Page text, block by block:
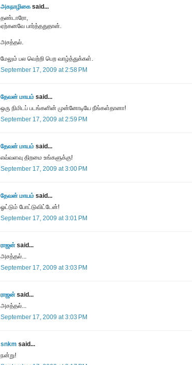
அகநாழிகை said...
தண்டாரோ,
ஏற்கனவே பார்த்ததுதான்.
அசத்தல்.
மேலும் பல வெற்றி பெற வாழ்த்துக்கள்.
September 17, 2009 at 2:58 PM
தேவன் மாயம் said...
ஒரு நிமிடப் படங்களின் முன்னோடியே நீங்கள்தானா!
September 17, 2009 at 2:59 PM
தேவன் மாயம் said...
எவ்வளவு திறமை உங்களுக்கு!
September 17, 2009 at 3:00 PM
தேவன் மாயம் said...
ஓட்டும் போட்டுவிட்டேன்!
September 17, 2009 at 3:01 PM
ராஜன் said...
அசத்தல்...
September 17, 2009 at 3:03 PM
ராஜன் said...
அசத்தல்...
September 17, 2009 at 3:03 PM
snkm said...
நன்று!